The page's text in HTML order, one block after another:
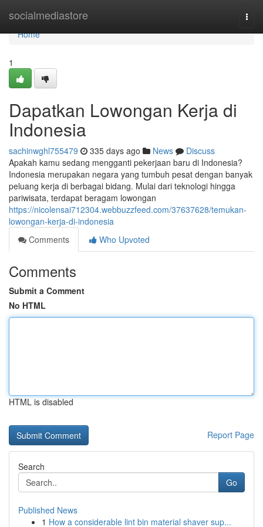
socialmediastore
Home
Home
1
Dapatkan Lowongan Kerja di
Indonesia
sachinwghl755479 335 days ago News
Discuss
Apakah kamu sedang mengganti pekerjaan baru di Indonesia?
Indonesia merupakan negara yang tumbuh pesat dengan banyak
peluang kerja di berbagai bidang. Mulai dari teknologi hingga
pariwisata, terdapat beragam lowongan
https://nicolensai712304.webbuzzfeed.com/37637628/temukan-
lowongan-kerja-di-indonesia
Comments
Who Upvoted
Comments
Submit a Comment
No HTML
HTML is disabled
Report Page
Search
Go
Published News
1 How a considerable lint bin material shaver sup...